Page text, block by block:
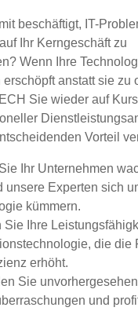
beschäftigt, IT-
Ihr Kerngeschäft zu
Wenn Ihre
erschöpft anstatt sie zu
Sie wieder auf
Vorteil
Ihr Unternehmen
unsere Experten sich
kümmern.
Sie Ihre
die die
erhöht.
Sie
und